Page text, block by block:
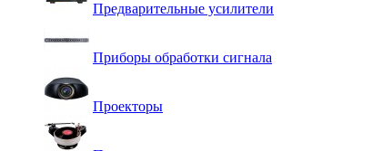
Предварительные усилители
Приборы обработки сигнала
Проекторы